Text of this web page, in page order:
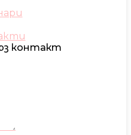
контакт